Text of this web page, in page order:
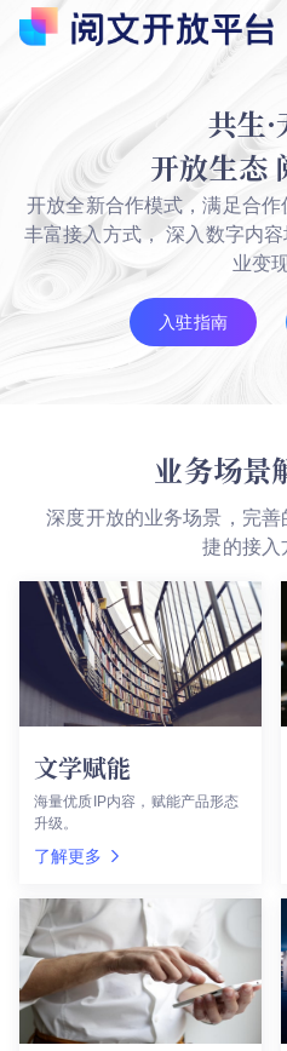
共生·
开放生态
开放全新合作模式，满足合
丰富接入方式，深入数字内
业变现
入驻指南
业务场景
深度开放的业务场景，完
捷的接入
文学赋能
海量优质IP内容
赋能产品形态
升级
了解更多